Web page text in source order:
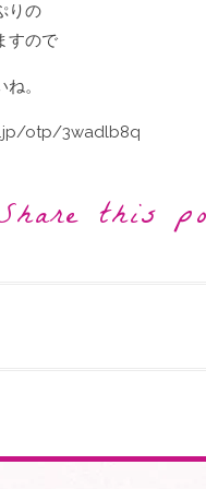
りの
すので
。
otp/3wadlb8q
this